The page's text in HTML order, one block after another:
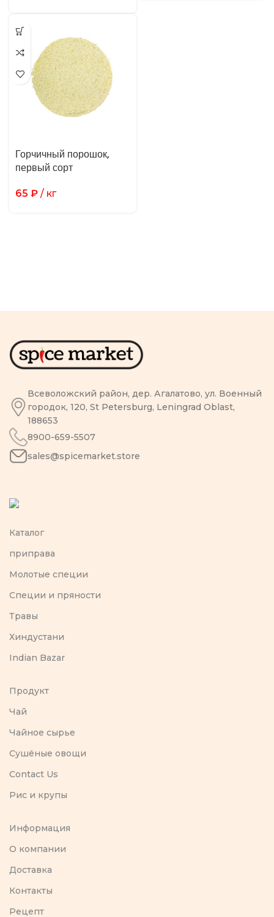
Горчичный порошок,
первый сорт
65 ₽ / кг
Всеволожский район, дер. Агалатово, ул. Военный
городок, 120, St Petersburg, Leningrad Oblast,
188653
8900-659-5507
sales@spicemarket.store
Каталог
приправа
Молотые специи
Специи и пряности
Травы
Хиндустани
Indian Bazar
Продукт
Чай
Чайное сырье
Сушёные овощи
Contact Us
Рис и крупы
Информация
O компании
Доставка
Контакты
Рецепт